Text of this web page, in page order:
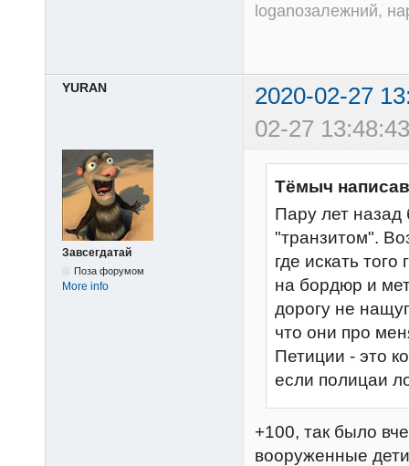
loganозалежний,
YURAN
2020-02-27
02-27
Завсегдатай
Поза форумом
More info
Тёмыч
Пару лет назад
"транзитом".
где искать
на бордюр и
дорогу не
что они про
Петиции - это
если полицаи
+100, так было
вооруженные